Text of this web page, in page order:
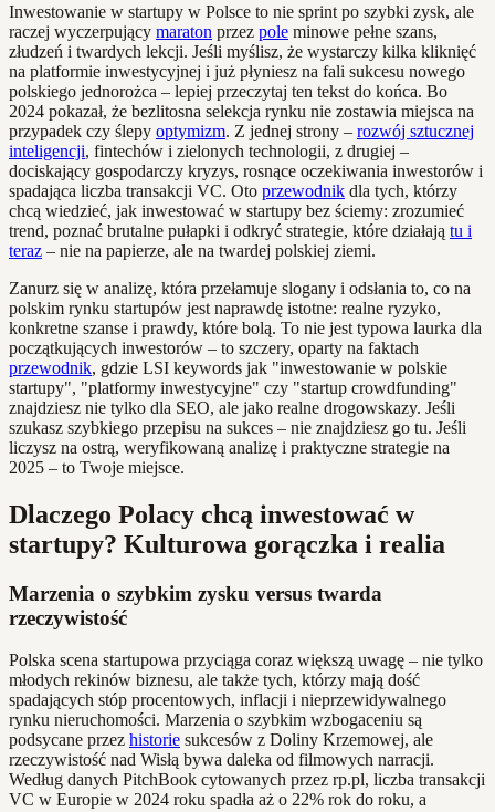
Inwestowanie w startupy w Polsce to nie sprint po szybki zysk, ale
raczej wyczerpujący maraton przez pole minowe pełne szans,
złudzeń i twardych lekcji. Jeśli myślisz, że wystarczy kilka kliknięć
na platformie inwestycyjnej i już płyniesz na fali sukcesu nowego
polskiego jednorożca – lepiej przeczytaj ten tekst do końca. Bo
2024 pokazał, że bezlitosna selekcja rynku nie zostawia miejsca na
przypadek czy ślepy optymizm. Z jednej strony – rozwój sztucznej
inteligencji, fintechów i zielonych technologii, z drugiej –
dociskający gospodarczy kryzys, rosnące oczekiwania inwestorów i
spadająca liczba transakcji VC. Oto przewodnik dla tych, którzy
chcą wiedzieć, jak inwestować w startupy bez ściemy: zrozumieć
trend, poznać brutalne pułapki i odkryć strategie, które działają tu i
teraz – nie na papierze, ale na twardej polskiej ziemi.
Zanurz się w analizę, która przełamuje slogany i odsłania to, co na
polskim rynku startupów jest naprawdę istotne: realne ryzyko,
konkretne szanse i prawdy, które bolą. To nie jest typowa laurka dla
początkujących inwestorów – to szczery, oparty na faktach
przewodnik, gdzie LSI keywords jak "inwestowanie w polskie
startupy", "platformy inwestycyjne" czy "startup crowdfunding"
znajdziesz nie tylko dla SEO, ale jako realne drogowskazy. Jeśli
szukasz szybkiego przepisu na sukces – nie znajdziesz go tu. Jeśli
liczysz na ostrą, weryfikowaną analizę i praktyczne strategie na
2025 – to Twoje miejsce.
Dlaczego Polacy chcą inwestować w
startupy? Kulturowa gorączka i realia
Marzenia o szybkim zysku versus twarda
rzeczywistość
Polska scena startupowa przyciąga coraz większą uwagę – nie tylko
młodych rekinów biznesu, ale także tych, którzy mają dość
spadających stóp procentowych, inflacji i nieprzewidywalnego
rynku nieruchomości. Marzenia o szybkim wzbogaceniu są
podsycane przez historie sukcesów z Doliny Krzemowej, ale
rzeczywistość nad Wisłą bywa daleka od filmowych narracji.
Według danych PitchBook cytowanych przez rp.pl, liczba transakcji
VC w Europie w 2024 roku spadła aż o 22% rok do roku, a